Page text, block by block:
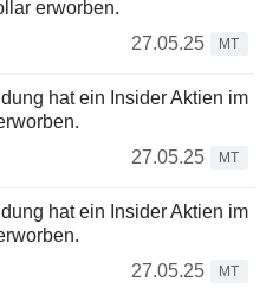
erworben.
27.05.25
MT
hat ein Insider Aktien im
27.05.25
MT
hat ein Insider Aktien im
27.05.25
MT